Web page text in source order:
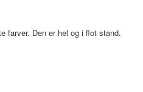
farver. Den er hel og i flot stand.